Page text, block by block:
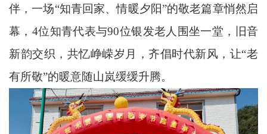
伴，一场“知青回家、情暖夕阳”的敬老篇章悄然启
幕，4位知青代表与90位银发老人围坐一堂，旧音
新韵交织，共忆峥嵘岁月，齐倡时代新风，让“老
有所敬”的暖意随山岚缓缓升腾。